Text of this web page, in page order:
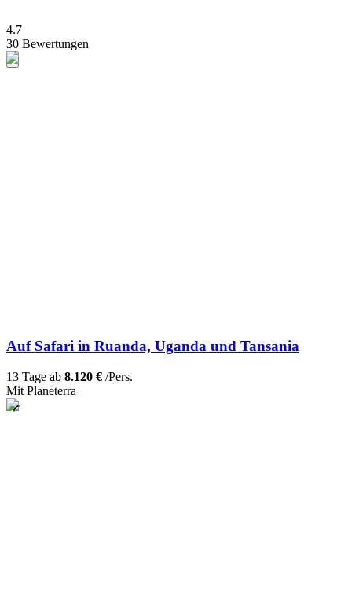
4.7
30 Bewertungen
Auf Safari in Ruanda, Uganda und Tansania
13 Tage ab 8.120 € /Pers.
Mit Planeterra